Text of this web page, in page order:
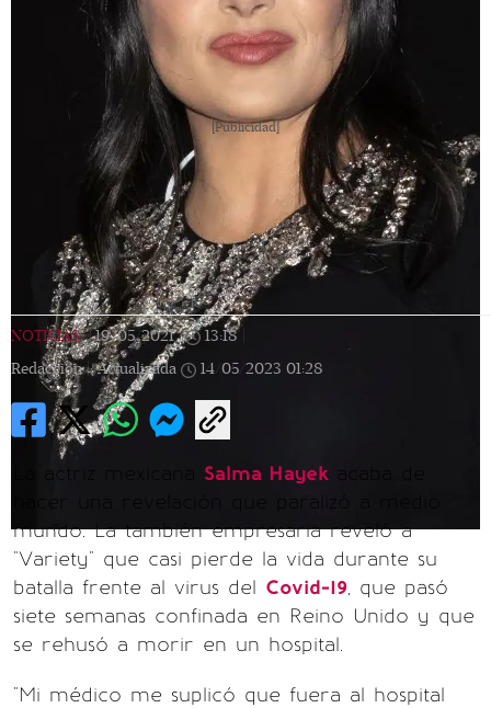
[Publicidad]
NOTICIAS | 19/05/2021 | 13:18
Redacción | Actualizada 14/05/2023 01:28
La actriz mexicana Salma Hayek
hacer una revelación que paralizó a medio
mundo. La también empresaria reveló a
"Variety" que casi pierde la vida durante su
batalla frente al virus del Covid-19, que pasó
siete semanas confinada en Reino Unido y que
se rehusó a morir en un hospital.
"Mi médico me suplicó que fuera al hospital